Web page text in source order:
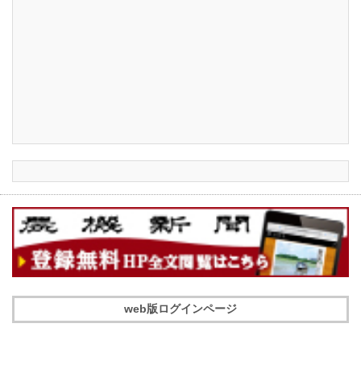
web版ログインページ